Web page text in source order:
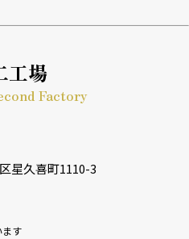
工場
Factory
星久喜町1110-3
す